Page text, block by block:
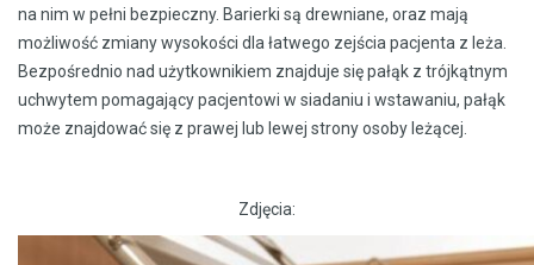
na nim w pełni bezpieczny. Barierki są drewniane, oraz mają
możliwość zmiany wysokości dla łatwego zejścia pacjenta z leża.
Bezpośrednio nad użytkownikiem znajduje się pałąk z trójkątnym
uchwytem pomagający pacjentowi w siadaniu i wstawaniu, pałąk
może znajdować się z prawej lub lewej strony osoby leżącej.
Zdjęcia: